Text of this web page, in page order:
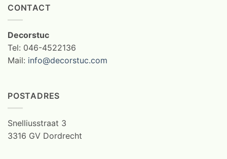
CONTACT
Decorstuc
Tel: 046-4522136
Mail: info@decorstuc.com
POSTADRES
Snelliusstraat 3
3316 GV Dordrecht